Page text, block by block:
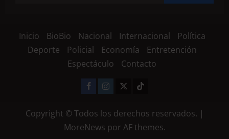
Inicio BioBio Nacional Internacional
Política
Deporte
Policial Economía
Entretención
Espectáculo
Contacto
Copyright © Todos los derechos reservados. |
MoreNews por AF themes.